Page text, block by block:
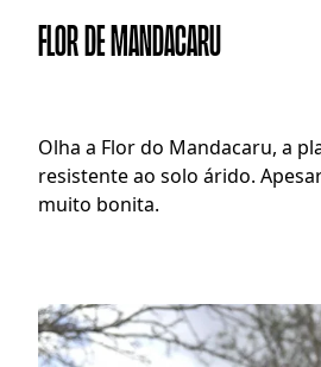
FLOR DE MANDACARU
Olha a Flor do Mandacaru, a
resistente ao solo árido.
muito bonita.